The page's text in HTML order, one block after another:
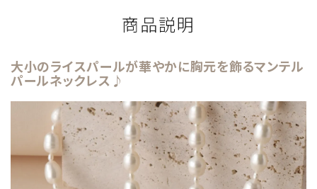
商品説明
大小のライスパールが華やかに胸元を飾るマンテル
パールネックレス♪